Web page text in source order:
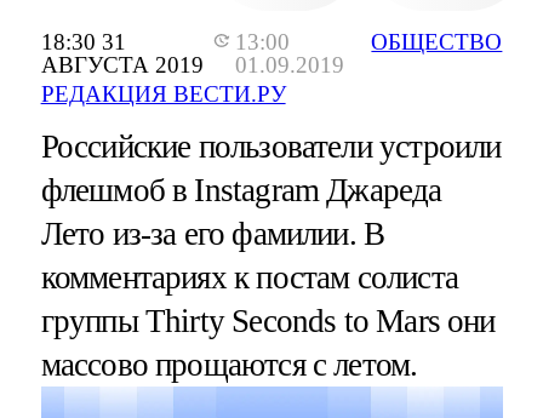
18:30 31
АВГУСТА 2019
13:00
01.09.2019
РЕДАКЦИЯ ВЕСТИ.РУ
ОБЩЕСТВО
Российские пользователи устроили
флешмоб в Instagram Джареда
Лето из-за его фамилии. В
комментариях к постам солиста
группы Thirty Seconds to Mars они
массово прощаются с летом.